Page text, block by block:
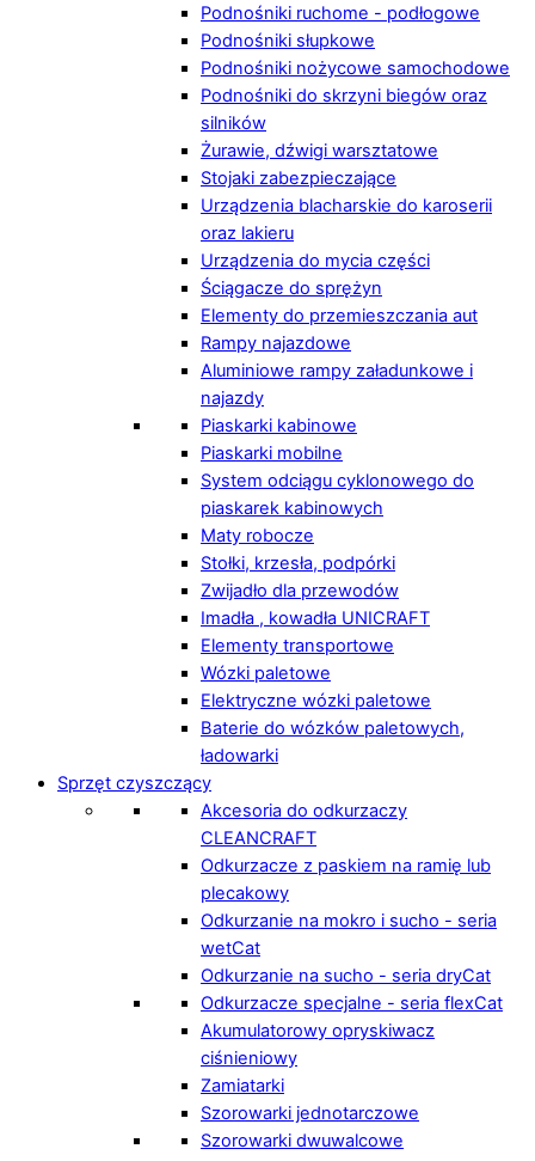
Podnośniki ruchome - podłogowe
Podnośniki słupkowe
Podnośniki nożycowe samochodowe
Podnośniki do skrzyni biegów oraz
silników
Żurawie, dźwigi warsztatowe
Stojaki zabezpieczające
Urządzenia blacharskie do karoserii
oraz lakieru
Urządzenia do mycia części
Ściągacze do sprężyn
Elementy do przemieszczania aut
Rampy najazdowe
Aluminiowe rampy załadunkowe i
najazdy
Piaskarki kabinowe
Piaskarki mobilne
System odciągu cyklonowego do
piaskarek kabinowych
Maty robocze
Stołki, krzesła, podpórki
Zwijadło dla przewodów
Imadła , kowadła UNICRAFT
Elementy transportowe
Wózki paletowe
Elektryczne wózki paletowe
Baterie do wózków paletowych,
ładowarki
Sprzęt czyszczący
Akcesoria do odkurzaczy
CLEANCRAFT
Odkurzacze z paskiem na ramię lub
plecakowy
Odkurzanie na mokro i sucho - seria
wetCat
Odkurzanie na sucho - seria dryCat
Odkurzacze specjalne - seria flexCat
Akumulatorowy opryskiwacz
ciśnieniowy
Zamiatarki
Szorowarki jednotarczowe
Szorowarki dwuwalcowe